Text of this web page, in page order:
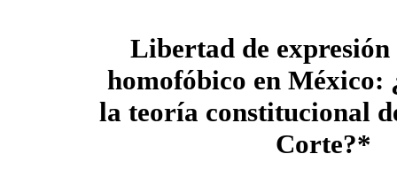
Libertad de expresión
homofóbico en México:
la teoría constitucional
Corte?*